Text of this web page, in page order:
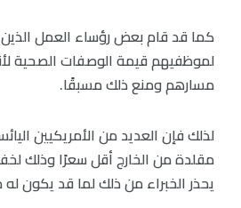
كما قد قام بعض رؤساء العمل
لموظفيهم قيمة الوصفات الصحية
مسارهم ومنع ذلك مسبقًا.
لذلك فإن العديد من الأمريكيين
مقلدة من الخارج أقل سعرًا وذلك
يحذر الخبراء من ذلك لما قد يكون